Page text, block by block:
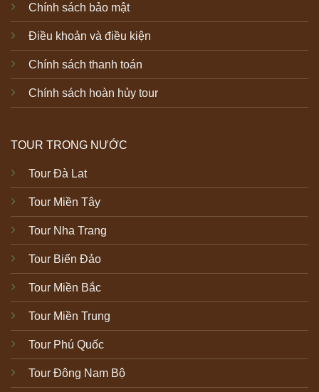
Chính sách bảo mật
Điều khoản và điều kiện
Chính sách thanh toán
Chính sách hoàn hủy tour
TOUR TRONG NƯỚC
Tour Đà Lat
Tour Miền Tây
Tour Nha Trang
Tour Biển Đảo
Tour Miền Bắc
Tour Miền Trung
Tour Phú Quốc
Tour Đông Nam Bộ